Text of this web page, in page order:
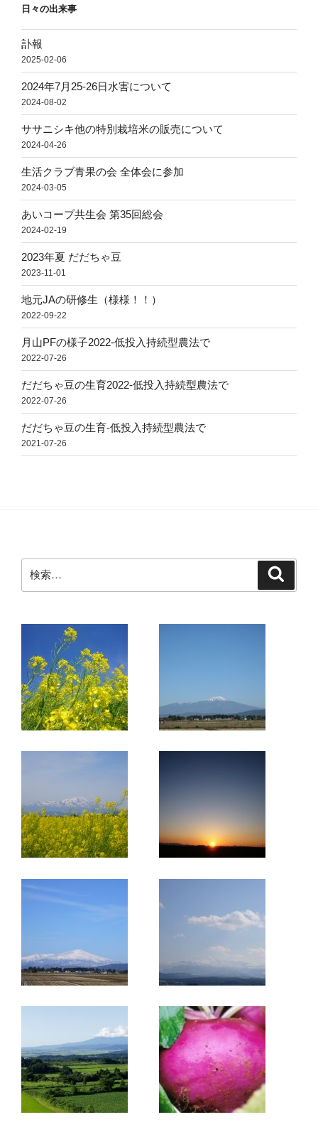
日々の出来事
訃報
2025-02-06
2024年7月25-26日水害について
2024-08-02
ササニシキ他の特別栽培米の販売について
2024-04-26
生活クラブ青果の会 全体会に参加
2024-03-05
あいコープ共生会 第35回総会
2024-02-19
2023年夏 だだちゃ豆
2023-11-01
地元JAの研修生（様様！！）
2022-09-22
月山PFの様子2022-低投入持続型農法で
2022-07-26
だだちゃ豆の生育2022-低投入持続型農法で
2022-07-26
だだちゃ豆の生育-低投入持続型農法で
2021-07-26
索: